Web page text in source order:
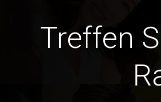
Treffen